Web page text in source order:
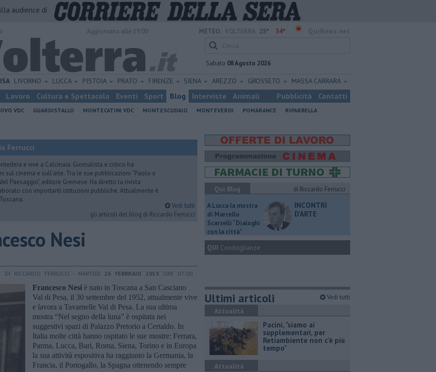
audience di
METEO: 23° 34°
Sabato 08 Agosto 2026
LIVORNO LUCCA PISTOIA PRATO FIRENZE SIENA AREZZO GROSSETO MASSA CARRARA
Lavoro Cultura e Spettacolo Eventi Sport Blog Interviste Animali Pubblicità Contatti
VDC GUARDISTALLO MONTECATINI VDC MONTESCUDAIO MONTEVERDI POMARANCE
RIPARBELLA
Ferrucci
e vive a Calcinaia. Giornalista e critico ha
sul cinema e sull’arte. Tra le sue pubblicazioni “Paolo e
Paesaggio”, editore Gremese. Ha diretto la rivista
con importanti istituzioni pubbliche. Attualmente è
Vedi tutti
gli articoli del blog di Riccardo Ferrucci
Nesi
DI RICCARDO FERRUCCI - MARTEDÌ 26 FEBBRAIO 2019 ORE 07:00
Francesco Nesi è nato in Toscana a San Casciano
Val di Pesa, il 30 settembre del 1952, attualmente vive
e lavora a Tavarnelle Val di Pesa. La sua ultima
mostra “Nel segno della luna” è ospitata nei
suggestivi spazi di Palazzo Pretorio a Certaldo. In
Italia molte città hanno ospitato le sue mostre: Ferrara,
Parma, Lucca, Bari, Roma, Siena, Torino e in Europa
la sua attività espositiva ha raggiunto la Germania, la
Francia, il Portogallo, la Spagna ottenendo sempre
Qui Blog
di Riccardo Ferrucci
A Lucca la mostra
di Marcello
Scarselli “Dialoghi
con la città"
INCONTRI
D'ARTE
QUI Condoglianze
Ultimi articoli Vedi tutti
Attualità
Pacini, "siamo ai
supplementari, per
Retiambiente non c'è più
tempo"
Attualità